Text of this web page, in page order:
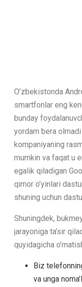
O’zbekistonda
smartfonlar eng
bunday
yordam bera
kompaniyaning
mumkin va faqat u
egalik qiladigan
qimor o’yinlari
shuning uchun
Shuningdek,
jarayoniga ta’sir
quyidagicha
Biz
va unga